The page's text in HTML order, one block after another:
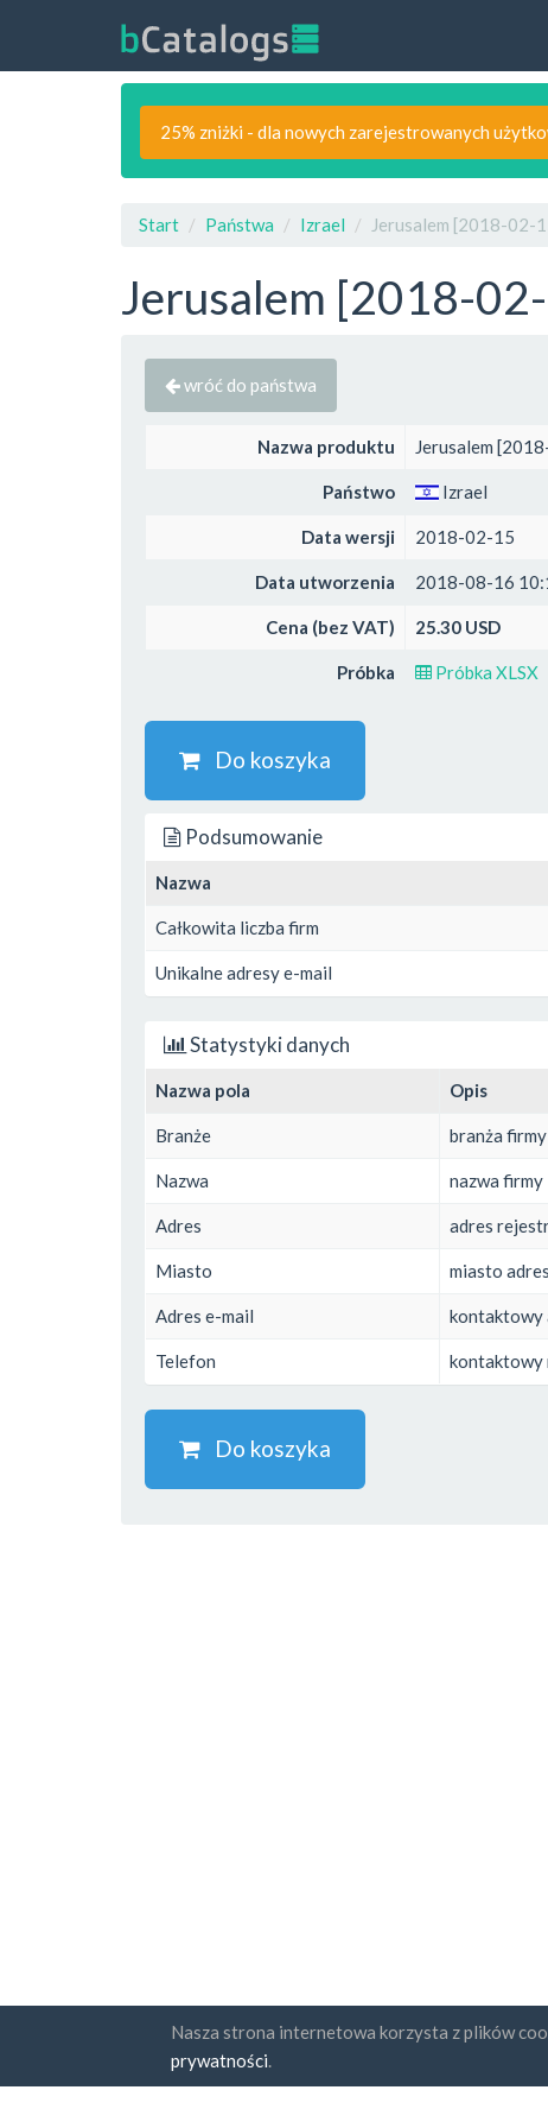
25% zniżki - dla nowych zarejestrowanych
Start Państwa Izrael Jerusalem [2018-02-
Jerusalem [2018-
wróć do państwa
Nazwa produktu Jerusalem
Państwo Izrael
Data wersji 2018-02-15
Data utworzenia 2018-08-16
Cena (bez VAT) 25.30 USD
Próbka Próbka XLSX
Do koszyka
Podsumowanie
Nazwa
Całkowita liczba firm
Unikalne adresy e-mail
Statystyki danych
Nazwa pola Opis
Branże branża firmy
Nazwa nazwa firmy
Adres adres
Miasto miasto
Adres e-mail kontaktowy
Telefon kontaktowy
Do koszyka
Nasza strona internetowa korzysta z plików
prywatności